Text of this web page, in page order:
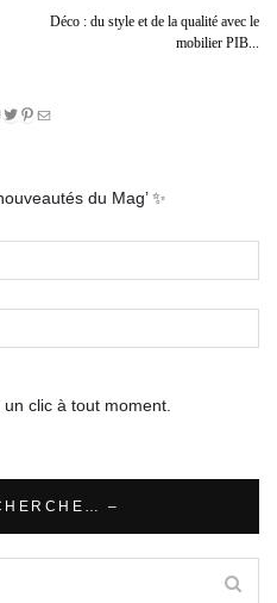
Déco : du style et de la qualité avec le
mobilier PIB...
Twitter
Pinterest
E-
du Mag’ ✨
clic à tout moment.
–